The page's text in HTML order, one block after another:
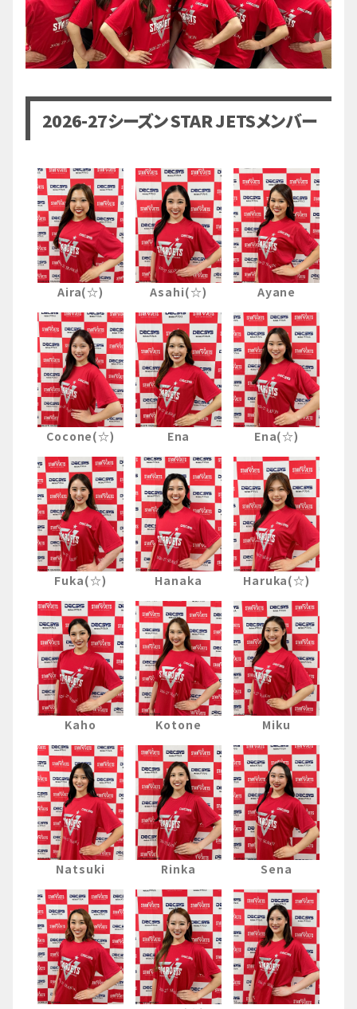
2026-27シーズン STAR JETSメンバー
Aira(☆) Asahi(☆) Ayane
Cocone(☆) Ena Ena(☆)
Fuka(☆) Hanaka Haruka(☆)
Kaho Kotone Miku
Natsuki Rinka Sena